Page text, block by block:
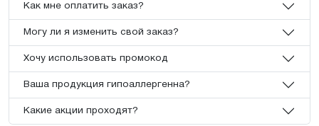
Как мне оплатить заказ?
Могу ли я изменить свой заказ?
Хочу использовать промокод
Ваша продукция гипоаллергенна?
Какие акции проходят?